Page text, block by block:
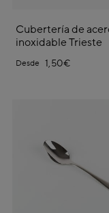
Cubertería de
inoxidable Trieste
Desde 1,50€